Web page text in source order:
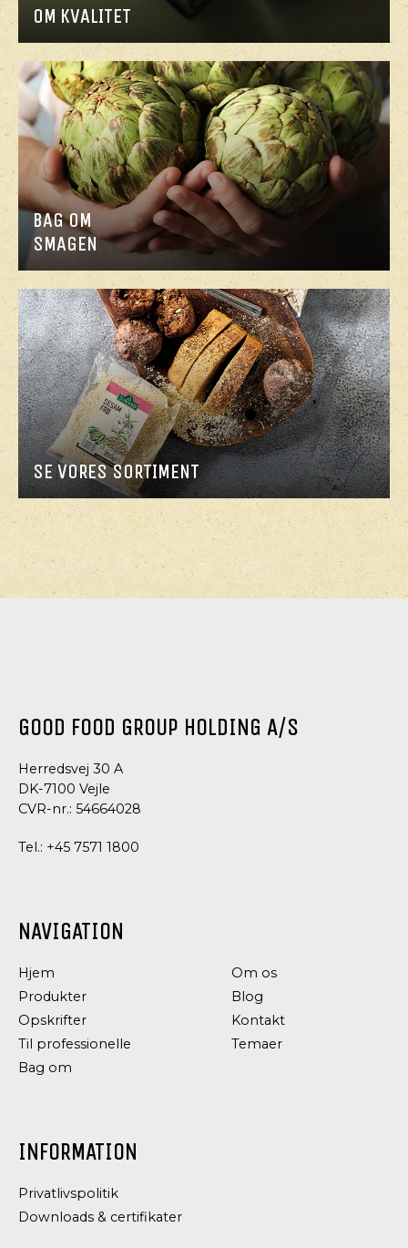
OM KVALITET
BAG OM
SMAGEN
SE VORES SORTIMENT
GOOD FOOD GROUP HOLDING A/S
Herredsvej 30 A
DK-7100 Vejle
CVR-nr.: 54664028
Tel.: +45 7571 1800
NAVIGATION
Hjem
Produkter
Opskrifter
Til professionelle
Bag om
Om os
Blog
Kontakt
Temaer
INFORMATION
Privatlivspolitik
Downloads & certifikater